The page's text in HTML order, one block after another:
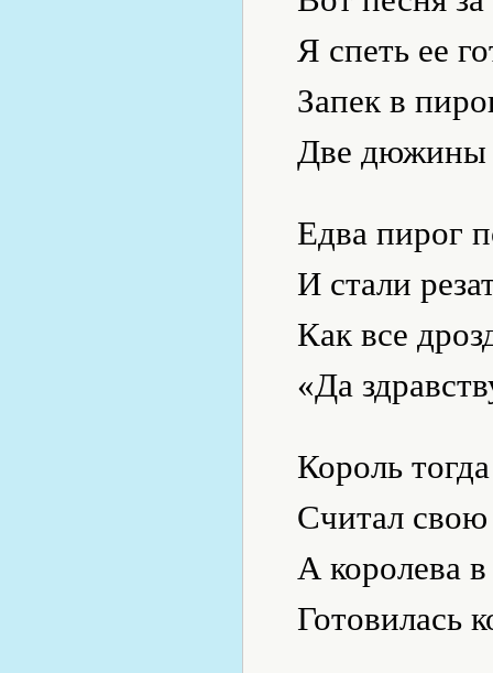
Я спеть ее
Запек в
Две дюжины
Едва пирог
И стали
Как все
«Да
Король
Считал свою
А королева
Готовилась